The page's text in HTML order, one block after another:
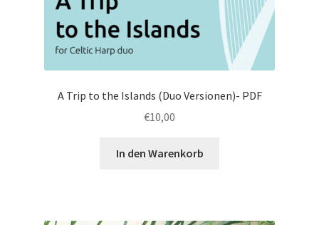
A Trip to the Islands (Duo Versionen)- PDF
€10,00
In den Warenkorb